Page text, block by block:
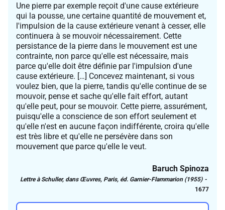
Une pierre par exemple reçoit d'une cause extérieure
qui la pousse, une certaine quantité de mouvement et,
l'impulsion de la cause extérieure venant à cesser, elle
continuera à se mouvoir nécessairement. Cette
persistance de la pierre dans le mouvement est une
contrainte, non parce qu'elle est nécessaire, mais
parce qu'elle doit être définie par l'impulsion d'une
cause extérieure. […] Concevez maintenant, si vous
voulez bien, que la pierre, tandis qu'elle continue de se
mouvoir, pense et sache qu'elle fait effort, autant
qu'elle peut, pour se mouvoir. Cette pierre, assurément,
puisqu'elle a conscience de son effort seulement et
qu'elle n'est en aucune façon indifférente, croira qu'elle
est très libre et qu'elle ne persévère dans son
mouvement que parce qu'elle le veut.
Baruch Spinoza
Lettre à Schuller, dans Œuvres, Paris, éd. Garnier-Flammarion (1955)
1677